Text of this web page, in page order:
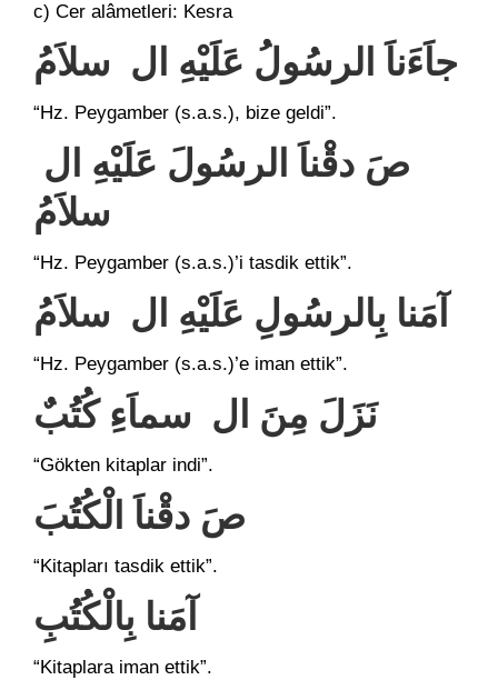
c) Cer alâmetleri: Kesra
جاَءَناَ الرسُولُ عَلَيْهِ ال سلاَمُ
“Hz. Peygamber (s.a.s.), bize geldi”.
صَ دقْناَ الرسُولَ عَلَيْهِ ال
سلاَمُ
“Hz. Peygamber (s.a.s.)’i tasdik ettik”.
آمَنا بِالرسُولِ عَلَيْهِ ال سلاَمُ
“Hz. Peygamber (s.a.s.)’e iman ettik”.
نَزَلَ مِنَ ال سماَءِ كُتُبٌ
“Gökten kitaplar indi”.
صَ دقْناَ الْكُتُبَ
“Kitapları tasdik ettik”.
آمَنا بِالْكُتُبِ
“Kitaplara iman ettik”.